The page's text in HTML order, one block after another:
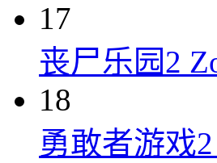
17
丧尸乐园2
18
勇敢者游戏